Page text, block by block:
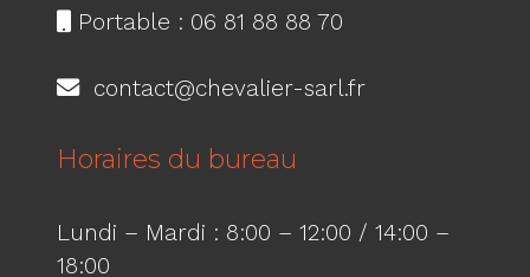
Portable : 06 81 88 88 70
contact@chevalier-sarl.fr
Horaires du bureau
Lundi – Mardi : 8:00 – 12:00 / 14:00 –
18:00